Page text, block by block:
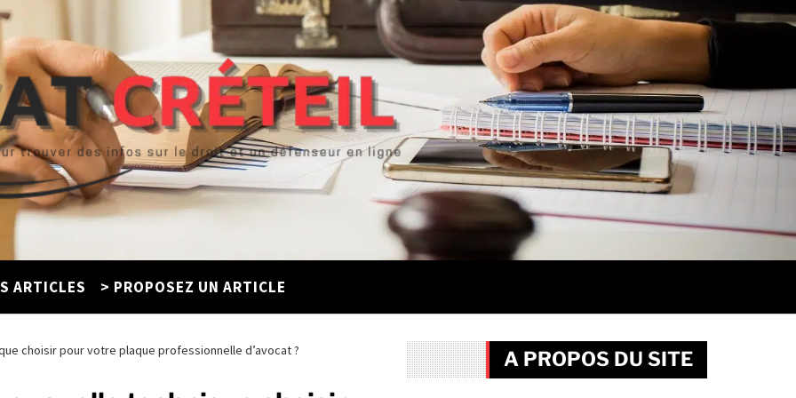
ARTICLES > PROPOSEZ UN ARTICLE
choisir pour votre plaque professionnelle d’avocat ? A PROPOS DU SITE